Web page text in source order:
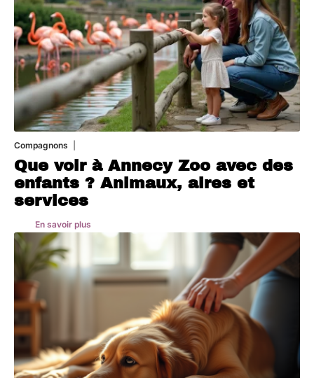
Compagnons
Que voir à Annecy Zoo avec des
enfants ? Animaux, aires et
services
En savoir plus